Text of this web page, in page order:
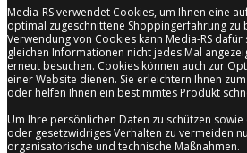
Media-RS verwendet Cookies, um Ihnen eine
optimal zugeschnittene Shoppingerfahrung zu
Verwendung von Cookies kann Media-RS
gleichen Informationen nicht jedes Mal
erneut besuchen. Cookies können auch zur
einer Website dienen. Sie erleichtern Ihnen
oder helfen Ihnen ein bestimmtes Produkt
Um Ihre persönlichen Daten zu schützen
oder gesetzwidriges Verhalten zu vermeiden
organisatorische und technische Maßnahmen.